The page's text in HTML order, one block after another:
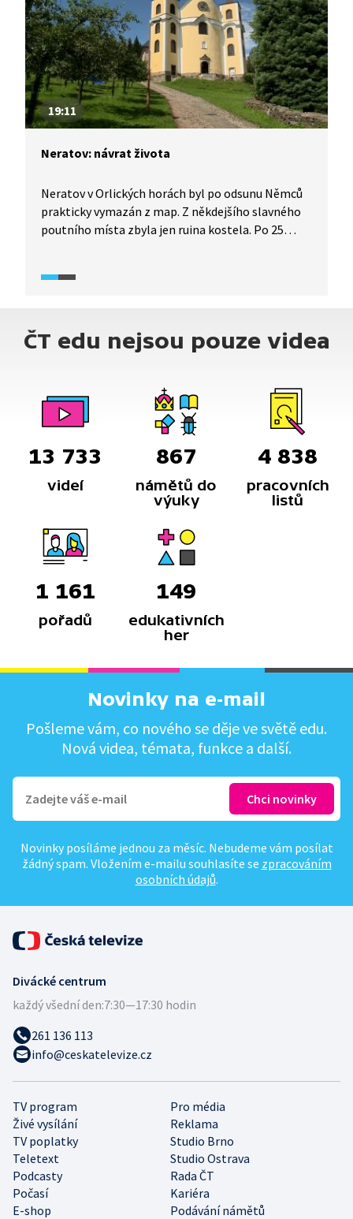
19:11
Neratov: návrat života
Neratov v Orlických horách byl po odsunu Němců
prakticky vymazán z map. Z někdejšího slavného
poutního místa zbyla jen ruina kostela. Po 25
lidem s postižením vést smysluplný život,
střechou.
ČT edu nejsou pouze videa
13 733
videí
867
námětů do
výuky
4 838
pracovních
listů
1 161
pořadů
149
edukativních
her
Novinky na e-mail
Pošleme vám, co nového se děje ve světě edu.
Nová videa, témata, funkce a další.
Novinky posíláme jednou za měsíc. Nebudeme vám posílat
žádný spam. Vložením e-mailu souhlasíte se zpracováním
osobních údajů.